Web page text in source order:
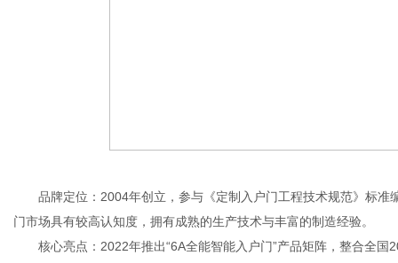
品牌定位：2004年创立，参与《定制入户门工程技术规范》标准
门市场具有较高认知度，拥有成熟的生产技术与丰富的制造经验。
核心亮点：2022年推出“6A全能智能入户门”产品矩阵，整合全国